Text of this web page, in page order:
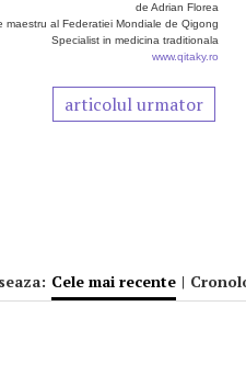
de Adrian Florea
maestru al Federatiei Mondiale de Qigong
Specialist in medicina traditionala
www.qitaky.ro
articolul urmator
Cele mai recente |